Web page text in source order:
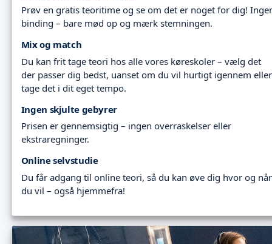
Prøv en gratis teoritime og se om det er noget for dig!
binding – bare mød op og mærk stemningen.
Mix og match
Du kan frit tage teori hos alle vores køreskoler – vælg det
der passer dig bedst, uanset om du vil hurtigt igennem eller
tage det i dit eget tempo.
Ingen skjulte gebyrer
Prisen er gennemsigtig – ingen overraskelser eller
ekstraregninger.
Online selvstudie
Du får adgang til online teori, så du kan øve dig hvor og når
du vil – også hjemmefra!